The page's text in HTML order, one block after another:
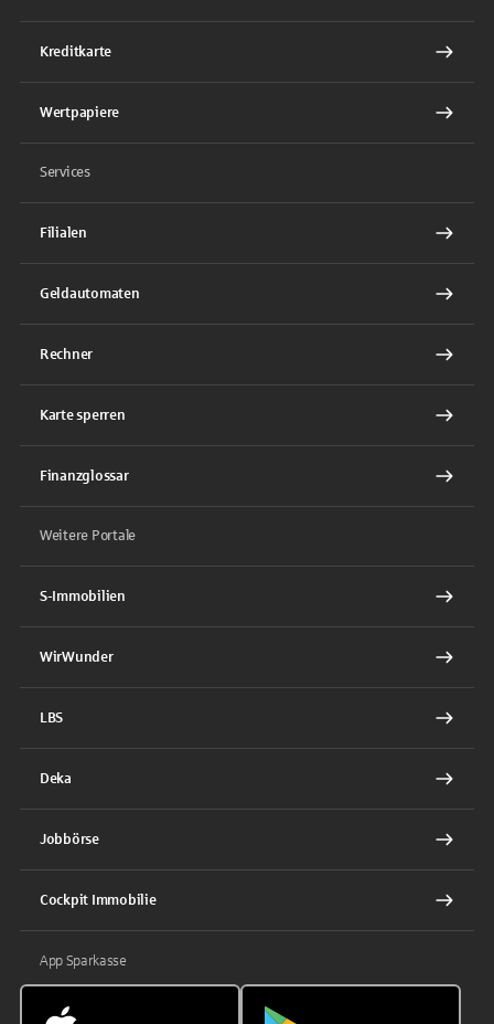
Kreditkarte
Wertpapiere
Services
Filialen
Geldautomaten
Rechner
Karte sperren
Finanzglossar
Weitere Portale
S-Immobilien
WirWunder
LBS
Deka
Jobbörse
Cockpit Immobilie
App Sparkasse